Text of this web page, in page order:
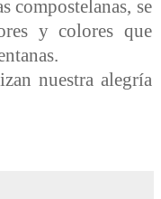
compostelanas, se
y colores que
nuestra alegría